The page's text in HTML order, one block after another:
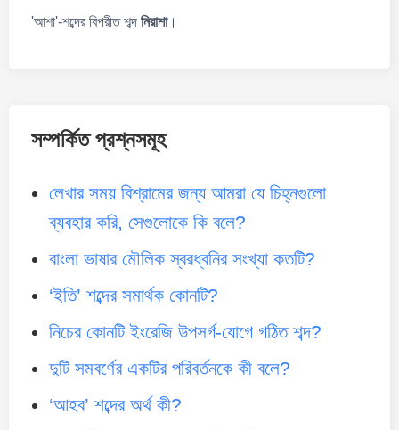
'আশা'-শব্দের বিপরীত শব্দ নিরাশা।
সম্পর্কিত প্রশ্নসমূহ
লেখার সময় বিশ্রামের জন্য আমরা যে চিহ্নগুলো
ব্যবহার করি, সেগুলোকে কি বলে?
বাংলা ভাষার মৌলিক স্বরধ্বনির সংখ্যা কতটি?
‘ইতি’ শব্দের সমার্থক কোনটি?
নিচের কোনটি ইংরেজি উপসর্গ-যোগে গঠিত শব্দ?
দুটি সমবর্ণের একটির পরিবর্তনকে কী বলে?
‘আহব’ শব্দের অর্থ কী?